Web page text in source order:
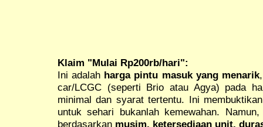
Klaim "Mulai Rp200rb/hari":
Ini adalah harga pintu masuk yang menarik
car/LCGC (seperti Brio atau Agya) pada
minimal dan syarat tertentu. Ini
untuk sehari bukanlah kemewahan.
berdasarkan musim, ketersediaan unit,